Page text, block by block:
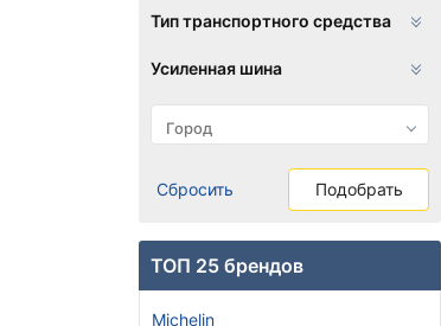
Тип транспортного средства
Усиленная шина
Сбросить Подобрать
ТОП 25 брендов
Michelin